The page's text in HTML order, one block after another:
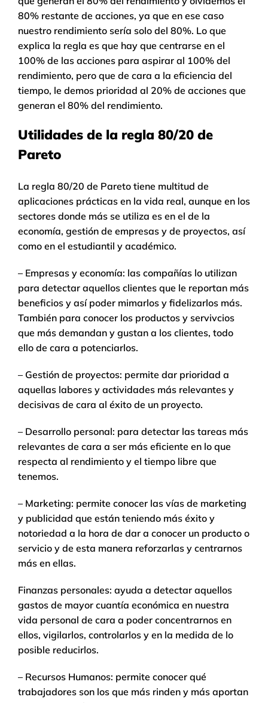
80% restante de acciones, ya que en ese caso
nuestro rendimiento sería solo del 80%. Lo que
explica la regla es que hay que centrarse en el
100% de las acciones para aspirar al 100% del
rendimiento, pero que de cara a la eficiencia del
tiempo, le demos prioridad al 20% de acciones que
generan el 80% del rendimiento.
Utilidades de la regla 80/20 de
Pareto
La regla 80/20 de Pareto tiene multitud de
aplicaciones prácticas en la vida real, aunque en los
sectores donde más se utiliza es en el de la
economía, gestión de empresas y de proyectos, así
como en el estudiantil y académico.
– Empresas y economía: las compañías lo utilizan
para detectar aquellos clientes que le reportan más
beneficios y así poder mimarlos y fidelizarlos más.
También para conocer los productos y servivcios
que más demandan y gustan a los clientes, todo
ello de cara a potenciarlos.
– Gestión de proyectos: permite dar prioridad a
aquellas labores y actividades más relevantes y
decisivas de cara al éxito de un proyecto.
– Desarrollo personal: para detectar las tareas más
relevantes de cara a ser más eficiente en lo que
respecta al rendimiento y el tiempo libre que
tenemos.
– Marketing: permite conocer las vías de marketing
y publicidad que están teniendo más éxito y
notoriedad a la hora de dar a conocer un producto o
servicio y de esta manera reforzarlas y centrarnos
más en ellas.
Finanzas personales: ayuda a detectar aquellos
gastos de mayor cuantía económica en nuestra
vida personal de cara a poder concentrarnos en
ellos, vigilarlos, controlarlos y en la medida de lo
posible reducirlos.
– Recursos Humanos: permite conocer qué
trabajadores son los que más rinden y más aportan